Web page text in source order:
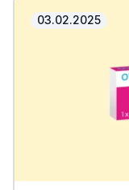
03.02.2025